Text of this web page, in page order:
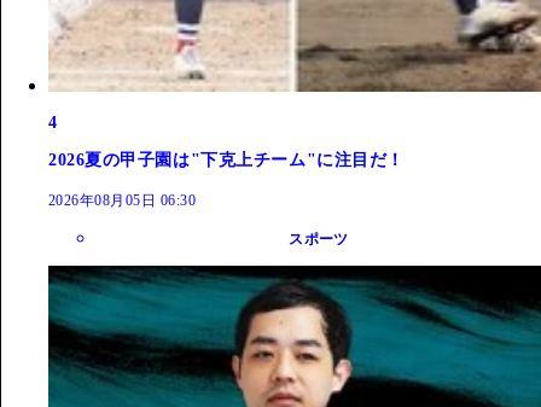
4
2026夏の甲子園は"下克上チーム"に注目だ！
2026年08月05日 06:30
スポーツ